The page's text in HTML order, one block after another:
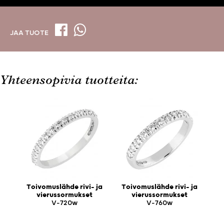
JAA TUOTE
Yhteensopivia tuotteita:
Toivomuslähde rivi- ja
vierussormukset
V-720w
Toivomuslähde rivi- ja
vierussormukset
V-760w